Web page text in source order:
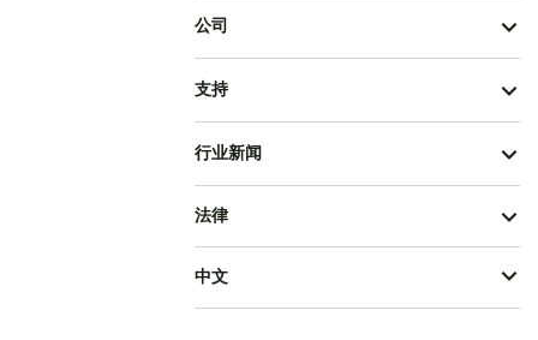
公司
支持
行业新闻
法律
中文